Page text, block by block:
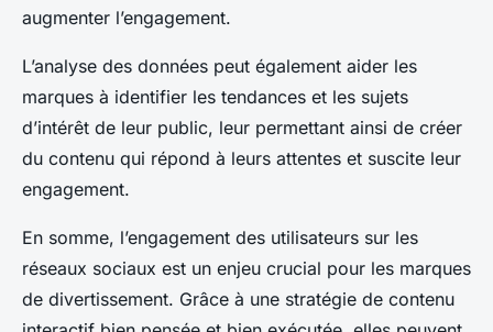
augmenter l’engagement.
L’analyse des données peut également aider les
marques à identifier les tendances et les sujets
d’intérêt de leur public, leur permettant ainsi de créer
du contenu qui répond à leurs attentes et suscite leur
engagement.
En somme, l’engagement des utilisateurs sur les
réseaux sociaux est un enjeu crucial pour les marques
de divertissement. Grâce à une stratégie de contenu